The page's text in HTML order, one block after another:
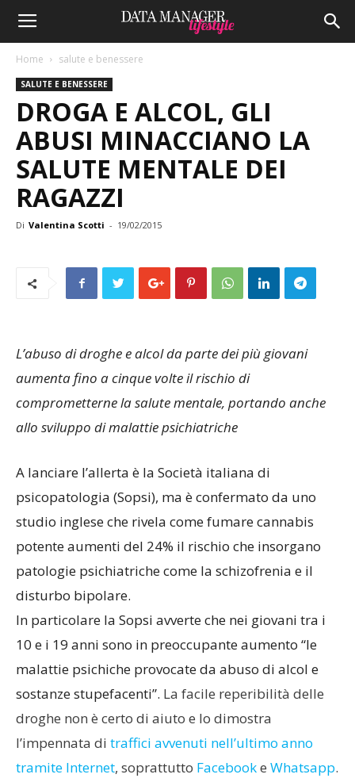
Home salute e benessere
SALUTE E BENESSERE
DROGA E ALCOL, GLI
ABUSI MINACCIANO LA
SALUTE MENTALE DEI
RAGAZZI
Di Valentina Scotti - 19/02/2015
L’abuso di droghe e alcol da parte dei più giovani
aumenta fino a cinque volte il rischio di
comprometterne la salute mentale, portando anche
allo sviluppo di malattie psichiatriche
A lanciare l’allerta è la Società italiana di
psicopatologia (Sopsi), ma è confermato da uno
studio inglese che rivela come fumare cannabis
potente aumenti del 24% il rischio che insorgano
patologie psichiatriche come la schizofrenia e il
disturbo bipolare.
In particolare la Sopsi avverte che nei giovani tra i
10 e i 19 anni sono in preoccupante aumento “le
malattie psichiche provocate da abuso di alcol e
sostanze stupefacenti”. La facile reperibilità delle
droghe non è certo di aiuto e lo dimostra
l’impennata di traffici avvenuti nell’ultimo anno
tramite Internet, soprattutto Facebooke Whatsapp.